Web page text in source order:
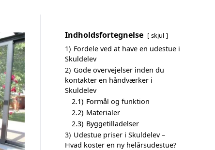
Indholdsfortegnelse skjul
1) Fordele ved at have en udestue i
Skuldelev
2) Gode overvejelser inden du
kontakter en håndværker i
Skuldelev
2.1) Formål og funktion
2.2) Materialer
2.3) Byggetilladelser
3) Udestue priser i Skuldelev –
Hvad koster en ny helårsudestue?